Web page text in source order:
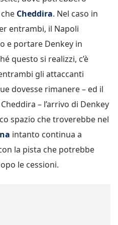
Cheddira. Nel caso in
entrambi, il Napoli
e portare Denkey in
questo si realizzi, c’è
gli attaccanti
dovesse rimanere – ed il
– l’arrivo di Denkey
spazio che troverebbe nel
intanto continua a
la pista che potrebbe
le cessioni.